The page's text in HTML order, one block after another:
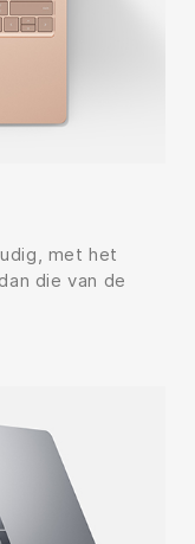
met het
die van de